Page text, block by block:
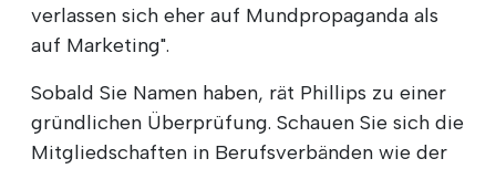
verlassen sich eher auf Mundpropaganda als
auf Marketing".
Sobald Sie Namen haben, rät Phillips zu einer
gründlichen Überprüfung. Schauen Sie sich die
Mitgliedschaften in Berufsverbänden wie der